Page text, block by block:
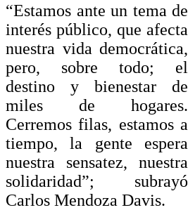
“Estamos ante un tema de
interés público, que afecta
nuestra vida democrática,
pero, sobre todo; el
destino y bienestar de
miles de hogares.
Cerremos filas, estamos a
tiempo, la gente espera
nuestra sensatez, nuestra
solidaridad”; subrayó
Carlos Mendoza Davis.